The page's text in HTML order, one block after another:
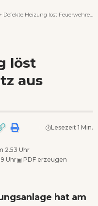
Defekte Heizung löst Feuerwehreinsatz aus
löst
aus
2.53 Uhr
Uhr▣ PDF erzeugen
Lesezeit 1 Min.
hat am